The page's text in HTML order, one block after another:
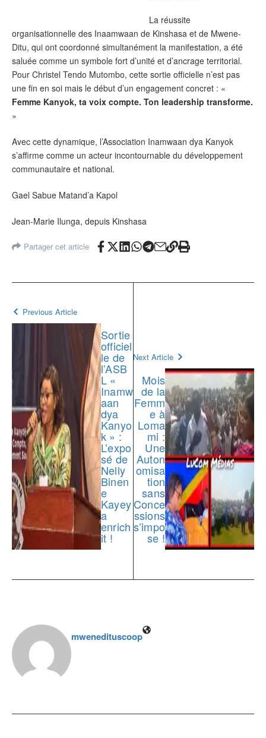
‎La réussite
organisationnelle des Inaamwaan de Kinshasa et de Mwene-
Ditu, qui ont coordonné simultanément la manifestation, a été
saluée comme un symbole fort d’unité et d’ancrage territorial.
Pour Christel Tendo Mutombo, cette sortie officielle n’est pas
une fin en soi mais le début d’un engagement concret : «
Femme Kanyok, ta voix compte. Ton leadership transforme.
»
‎Avec cette dynamique, l’Association Inamwaan dya Kanyok
s’affirme comme un acteur incontournable du développement
communautaire et national.
‎Gael Sabue Matand’a Kapol
‎Jean-Marie Ilunga, depuis Kinshasa
Partager cet article
Previous Article
Sortie
officiel
le de
l’ASB
L «
Inamw
aan
dya
Kanyo
k » :
L’expo
sé de
Nelly
Binen
e
Kayey
a
enrich
it !
Next Article
Mois
de la
Femm
e à
Loma
mi :
Une
Auton
omisa
tion
sans
Conce
ssions
s’impo
se !
mwenedituscoop